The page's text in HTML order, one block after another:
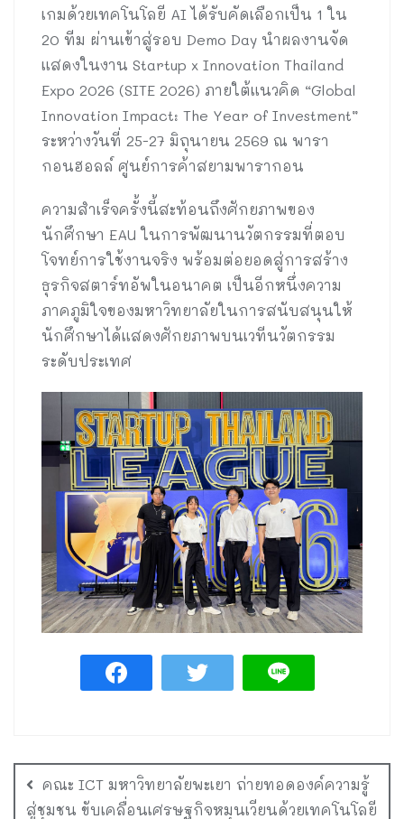
เกมด้วยเทคโนโลยี AI ได้รับคัดเลือกเป็น 1 ใน
20 ทีม ผ่านเข้าสู่รอบ Demo Day นำผลงานจัด
แสดงในงาน Startup x Innovation Thailand
Expo 2026 (SITE 2026) ภายใต้แนวคิด “Global
Innovation Impact: The Year of Investment”
ระหว่างวันที่ 25-27 มิถุนายน 2569 ณ พารา
กอนฮอลล์ ศูนย์การค้าสยามพารากอน
ความสำเร็จครั้งนี้สะท้อนถึงศักยภาพของ
นักศึกษา EAU ในการพัฒนานวัตกรรมที่ตอบ
โจทย์การใช้งานจริง พร้อมต่อยอดสู่การสร้าง
ธุรกิจสตาร์ทอัพในอนาคต เป็นอีกหนึ่งความ
ภาคภูมิใจของมหาวิทยาลัยในการสนับสนุนให้
นักศึกษาได้แสดงศักยภาพบนเวทีนวัตกรรม
ระดับประเทศ
คณะ ICT มหาวิทยาลัยพะเยา ถ่ายทอดองค์ความรู้
สู่ชุมชน ขับเคลื่อนเศรษฐกิจหมุนเวียนด้วยเทคโนโลยี